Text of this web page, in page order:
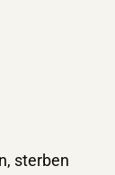
sterben